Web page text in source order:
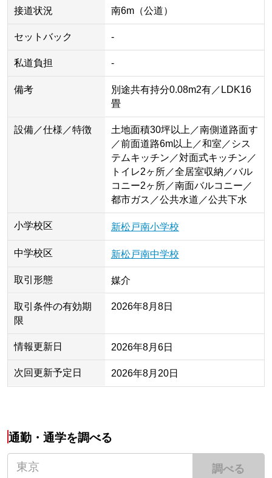
接道状況 南6m（公道）
セットバック -
私道負担 -
備考
別途共有持分0.08m2有／LDK16
畳
設備／仕様／特徴
土地面積30坪以上／南側道路面す
／前面道路6m以上／和室／シス
テムキッチン／対面式キッチン／
トイレ2ヶ所／全居室収納／バル
コニー2ヶ所／南面バルコニー／
都市ガス／公共水道／公共下水
小学校区 新松戸南小学校
中学校区 新松戸南中学校
取引形態 媒介
取引条件の有効期
限
2026年8月8日
情報更新日 2026年8月6日
次回更新予定日 2026年8月20日
通勤・通学を調べる
調べる